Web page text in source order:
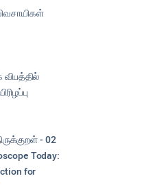
- 02
Today:
for